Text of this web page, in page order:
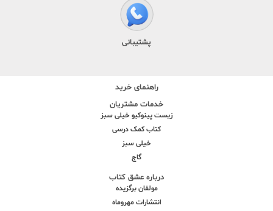
پشتیبانی
راهنمای خرید
خدمات مشتریان
زیست پینوکیو خیلی سبز
کتاب کمک درسی
خیلی سبز
گاج
درباره عشق کتاب
مولفان برگزیده
انتشارات مهروماه